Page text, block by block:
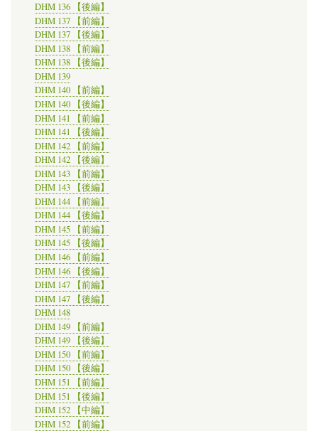
DHM 136 【後編】
DHM 137 【前編】
DHM 137 【後編】
DHM 138 【前編】
DHM 138 【後編】
DHM 139
DHM 140 【前編】
DHM 140 【後編】
DHM 141 【前編】
DHM 141 【後編】
DHM 142 【前編】
DHM 142 【後編】
DHM 143 【前編】
DHM 143 【後編】
DHM 144 【前編】
DHM 144 【後編】
DHM 145 【前編】
DHM 145 【後編】
DHM 146 【前編】
DHM 146 【後編】
DHM 147 【前編】
DHM 147 【後編】
DHM 148
DHM 149 【前編】
DHM 149 【後編】
DHM 150 【前編】
DHM 150 【後編】
DHM 151 【前編】
DHM 151 【後編】
DHM 152 【中編】
DHM 152 【前編】